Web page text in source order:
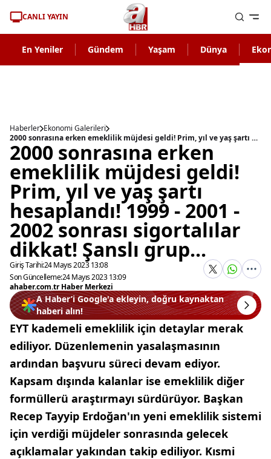
CANLI YAYIN
En Yeniler Gündem Yaşam Dünya
Haberler Ekonomi Galerileri
2000 sonrasına erken emeklilik müjdesi geldi! Prim, yıl ve yaş şartı hesaplandı! 1999 - 2001 - 2002 sonrası sigortalılar dikkat! Şanslı grup...
2000 sonrasına erken
emeklilik müjdesi geldi!
Prim, yıl ve yaş şartı
hesaplandı! 1999 - 2001 -
2002 sonrası sigortalılar
dikkat! Şanslı grup...
Giriş Tarihi:24 Mayıs 2023 13:08
Son Güncelleme:24 Mayıs 2023 13:09
ahaber.com.tr Haber Merkezi
A Haber’i Google'a ekleyin, doğru kaynaktan
haberi alın!
EYT kademeli emeklilik için detaylar merak
ediliyor. Düzenlemenin yasalaşmasının
ardından başvuru süreci devam ediyor.
Kapsam dışında kalanlar ise emeklilik diğer
formüllerü araştırmayı sürdürüyor. Başkan
Recep Tayyip Erdoğan'ın yeni emeklilik sistemi
için verdiği müjdeler sonrasında gelecek
açıklamalar yakından takip ediliyor. Kısmi